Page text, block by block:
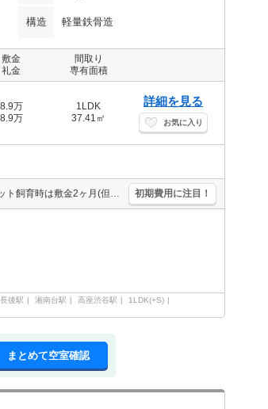
構造 軽量鉄骨造
敷金
礼金
間取り
専有面積
8.9万
8.9万
1LDK
37.41㎡
詳細を見る
お気に入り
インターネット接続料無料。小型犬・猫計2匹まで飼育可。ペット飼育時は敷金2ヶ月(但し解約時全額償却)。原付バイク応相談。仲介手数料家賃の0.55ヵ月分。経済的な都市ガス使用。便利な宅配BOX。 初期費用に注目！
長後駅 湘南台駅 高座渋谷駅
1LDK(+S)
まとめて空室確認